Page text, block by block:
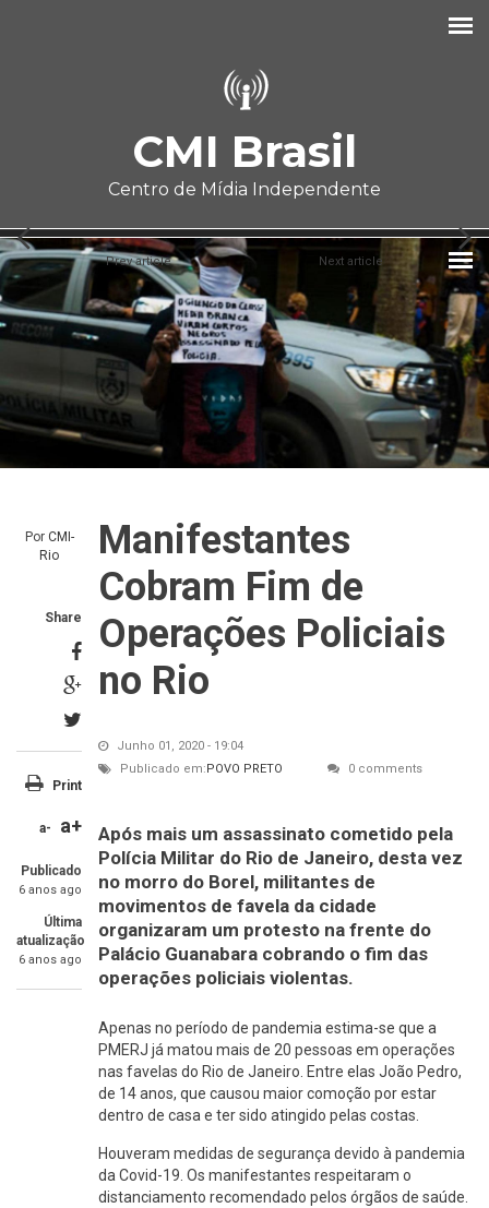
CMI Brasil
Centro de Mídia Independente
Prev article Next article
Por CMI-
Rio
Share
Print
a- a+
Publicado
6 anos ago
Última
atualização
6 anos ago
Manifestantes
Cobram Fim de
Operações Policiais
no Rio
Junho 01, 2020 - 19:04
Publicado em:POVO PRETO 0 comments
Após mais um assassinato cometido pela
Polícia Militar do Rio de Janeiro, desta vez
no morro do Borel, militantes de
movimentos de favela da cidade
organizaram um protesto na frente do
Palácio Guanabara cobrando o fim das
operações policiais violentas.
Apenas no período de pandemia estima-se que a
PMERJ já matou mais de 20 pessoas em operações
nas favelas do Rio de Janeiro. Entre elas João Pedro,
de 14 anos, que causou maior comoção por estar
dentro de casa e ter sido atingido pelas costas.
Houveram medidas de segurança devido à pandemia
da Covid-19. Os manifestantes respeitaram o
distanciamento recomendado pelos órgãos de saúde.